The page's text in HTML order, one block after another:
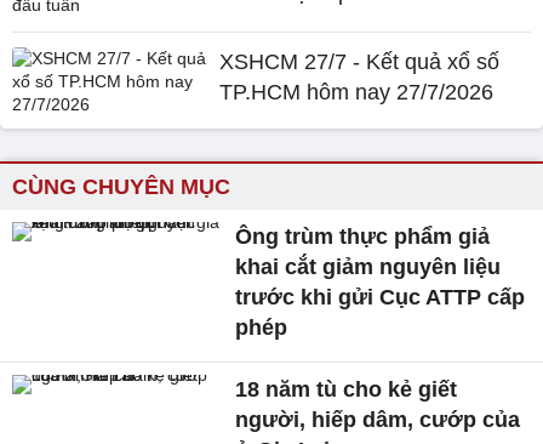
XSHCM 27/7 - Kết quả xổ số
TP.HCM hôm nay 27/7/2026
CÙNG CHUYÊN MỤC
Ông trùm thực phẩm giả
khai cắt giảm nguyên liệu
trước khi gửi Cục ATTP cấp
phép
18 năm tù cho kẻ giết
người, hiếp dâm, cướp của